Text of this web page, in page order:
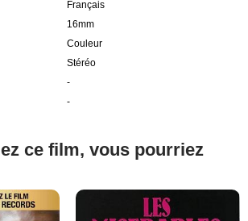
Français
16mm
Couleur
Stéréo
-
-
ce film, vous pourriez